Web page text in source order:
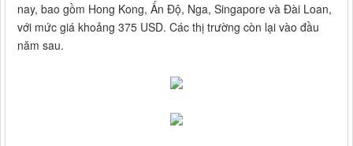
nay, bao gồm Hong Kong, Ấn Độ, Nga, Singapore và Đài Loan,
với mức giá khoảng 375 USD. Các thị trường còn lại vào đầu
năm sau.